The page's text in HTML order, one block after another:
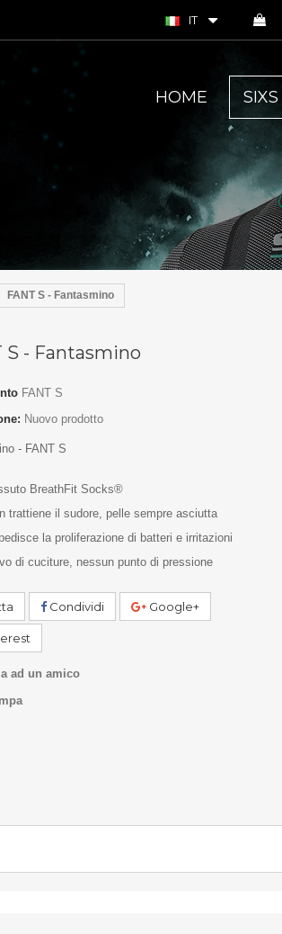
IT
HOME SIXS
FANT S - Fantasmino
S - Fantasmino
FANT S
Nuovo prodotto
- FANT S
BreathFit Socks®
trattiene il sudore, pelle sempre asciutta
la proliferazione di batteri e irritazioni
di cuciture, nessun punto di pressione
Condividi Google+
ad un amico